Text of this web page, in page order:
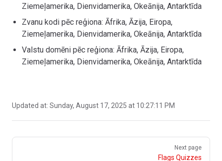
Ziemeļamerika, Dienvidamerika, Okeānija, Antarktīda
Zvanu kodi pēc reģiona: Āfrika, Āzija, Eiropa,
Ziemeļamerika, Dienvidamerika, Okeānija, Antarktīda
Valstu domēni pēc reģiona: Āfrika, Āzija, Eiropa,
Ziemeļamerika, Dienvidamerika, Okeānija, Antarktīda
Updated at: Sunday, August 17, 2025 at 10:27:11 PM
Pager
Next page
Flags Quizzes